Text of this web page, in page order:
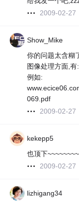
2009-02-27
Show_Mike
你的问题太含糊
图像处理方面,
例如:
069.pdf
2009-02-27
kekepp5
也顶下
2009-02-27
lizhigang34